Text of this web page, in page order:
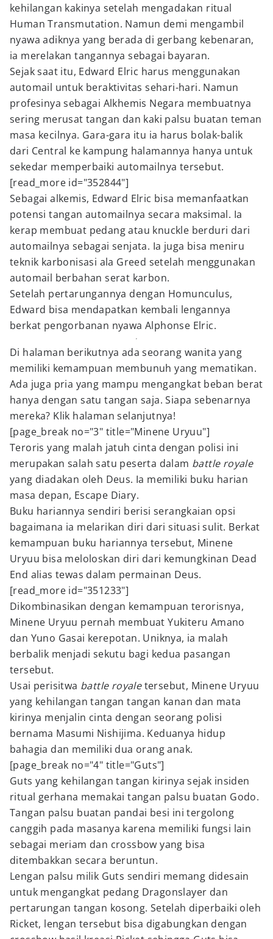
kehilangan kakinya setelah mengadakan ritual
Human Transmutation. Namun demi mengambil
nyawa adiknya yang berada di gerbang kebenaran,
ia merelakan tangannya sebagai bayaran.
Sejak saat itu, Edward Elric harus menggunakan
automail untuk beraktivitas sehari-hari. Namun
profesinya sebagai Alkhemis Negara membuatnya
sering merusat tangan dan kaki palsu buatan teman
masa kecilnya. Gara-gara itu ia harus bolak-balik
dari Central ke kampung halamannya hanya untuk
sekedar memperbaiki automailnya tersebut.
[read_more id="352844"]
Sebagai alkemis, Edward Elric bisa memanfaatkan
potensi tangan automailnya secara maksimal. Ia
kerap membuat pedang atau knuckle berduri dari
automailnya sebagai senjata. Ia juga bisa meniru
teknik karbonisasi ala Greed setelah menggunakan
automail berbahan serat karbon.
Setelah pertarungannya dengan Homunculus,
Edward bisa mendapatkan kembali lengannya
berkat pengorbanan nyawa Alphonse Elric.
Di halaman berikutnya ada seorang wanita yang
memiliki kemampuan membunuh yang mematikan.
Ada juga pria yang mampu mengangkat beban berat
hanya dengan satu tangan saja. Siapa sebenarnya
mereka? Klik halaman selanjutnya!
[page_break no="3" title="Minene Uryuu"]
Teroris yang malah jatuh cinta dengan polisi ini
merupakan salah satu peserta dalam battle royale
yang diadakan oleh Deus. Ia memiliki buku harian
masa depan, Escape Diary.
Buku hariannya sendiri berisi serangkaian opsi
bagaimana ia melarikan diri dari situasi sulit. Berkat
kemampuan buku hariannya tersebut, Minene
Uryuu bisa meloloskan diri dari kemungkinan Dead
End alias tewas dalam permainan Deus.
[read_more id="351233"]
Dikombinasikan dengan kemampuan terorisnya,
Minene Uryuu pernah membuat Yukiteru Amano
dan Yuno Gasai kerepotan. Uniknya, ia malah
berbalik menjadi sekutu bagi kedua pasangan
tersebut.
Usai perisitwa battle royaletersebut, Minene Uryuu
yang kehilangan tangan tangan kanan dan mata
kirinya menjalin cinta dengan seorang polisi
bernama Masumi Nishijima. Keduanya hidup
bahagia dan memiliki dua orang anak.
[page_break no="4" title="Guts"]
Guts yang kehilangan tangan kirinya sejak insiden
ritual gerhana memakai tangan palsu buatan Godo.
Tangan palsu buatan pandai besi ini tergolong
canggih pada masanya karena memiliki fungsi lain
sebagai meriam dan crossbow yang bisa
ditembakkan secara beruntun.
Lengan palsu milik Guts sendiri memang didesain
untuk mengangkat pedang Dragonslayer dan
pertarungan tangan kosong. Setelah diperbaiki oleh
Ricket, lengan tersebut bisa digabungkan dengan